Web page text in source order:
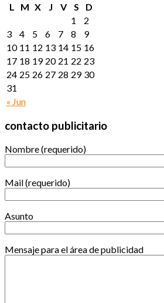
L
M X J V S D
« Jun
1
2
3
4 5 6 7 8
9
10 11 12 13 14 15 16
17 18 19 20 21 22 23
24 25 26 27 28 29 30
31
contacto publicitario
Nombre (requerido)
Mail (requerido)
Asunto
Mensaje para el área de publicidad